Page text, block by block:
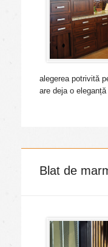
alegerea potrivită
are deja o
Blat de